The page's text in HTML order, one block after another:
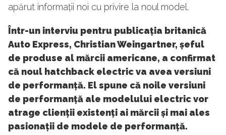
apărut informații noi cu privire la noul model.
Într-un interviu pentru publicația britanică
Auto Express, Christian Weingartner, șeful
de produse al mărcii americane, a confirmat
că noul hatchback electric va avea versiuni
de performanță. El spune că noile versiuni
de performanță ale modelului electric vor
atrage clienții existenți ai mărcii și mai ales
pasionații de modele de performanță.